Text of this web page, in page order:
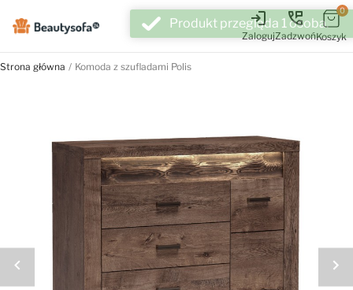
login
Zaloguj
perm_phone_msg
Zadzwoń
0
Koszyk
Strona główna Komoda z szufladami Polis